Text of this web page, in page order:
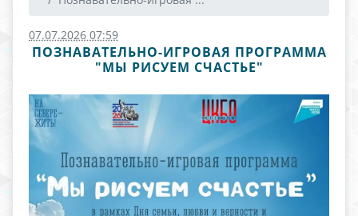
07.07.2026 07:59
ПОЗНАВАТЕЛЬНО-ИГРОВАЯ ПРОГРАММА
"МЫ РИСУЕМ СЧАСТЬЕ"